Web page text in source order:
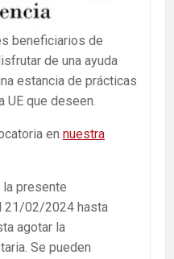
beneficiarios de
de una ayuda
estancia de prácticas
UE que deseen.
en nuestra
presente
21/02/2024 hasta
agotar la
Se pueden